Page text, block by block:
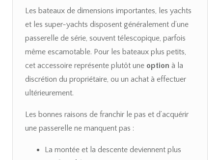
Les bateaux de dimensions importantes, les yachts
et les super-yachts disposent généralement d’une
passerelle de série, souvent télescopique, parfois
même escamotable. Pour les bateaux plus petits,
cet accessoire représente plutôt une option à la
discrétion du propriétaire, ou un achat à effectuer
ultérieurement.
Les bonnes raisons de franchir le pas et d’acquérir
une passerelle ne manquent pas :
La montée et la descente deviennent plus